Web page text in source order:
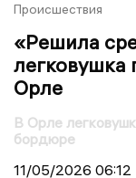
Происшествия
«Решила
легковушка
Орле
В Орле
бордюре
11/05/2026 06:12